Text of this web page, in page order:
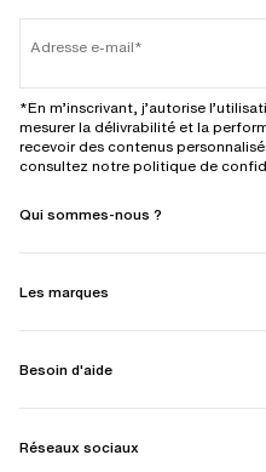
Adresse e-mail
*En m’inscrivant, j’autorise
mesurer la délivrabilité et la
recevoir des contenus
consultez notre politique de
Qui sommes-nous ?
Les marques
Besoin d'aide
Réseaux sociaux